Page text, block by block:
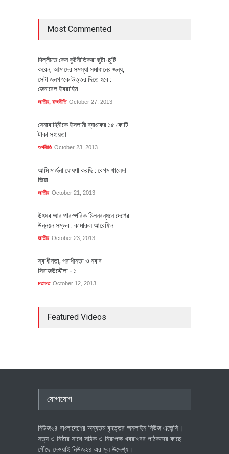
Most Commented
দিল্লীতে কেন কুটনীতিকরা ছুটা-ছুটি
করেন, আমাদের সমস্যা সমাধানের জন্য,
সেটা জনগণকে উত্তর দিতে হবে :
জেনারেল ইবরাহিম
জাতীয়, রাজনীতি October 27, 2013
সেনাবাহিনীকে ইসলামী ব্যাংকের ১৫ কোটি
টাকা সহায়তা
অর্থনীতি October 23, 2013
আমি মার্জনা ঘোষণা করছি : বেগম খালেদা
জিয়া
জাতীয় October 21, 2013
উৎসব আর পারস্পরিক মিলনবন্ধনে দেশের
উন্নয়ন সম্ভব : কামারুল আরেফিন
জাতীয় October 23, 2013
স্বাধীনতা, পরাধীনতা ও নবাব
সিরাজউদ্দৌলা - ১
মতামত October 12, 2013
Featured Videos
যোগাযোগ
নিউজ২৪ বাংলাদেশের অন্যতম বৃহত্তর অনলাইন নিউজ এজেন্সি।
সত্য ও নিষ্ঠার সাথে সঠিক ও নিরপেক্ষ খবরাখবর পাঠকদের কাছে
পৌঁছে দেওয়াই নিউজ২৪ এর মূল উদ্দেশ্য।